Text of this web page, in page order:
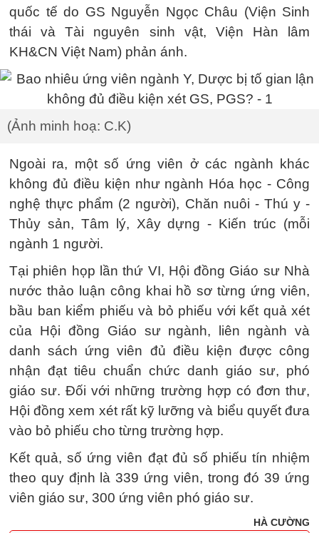
quốc tế do GS Nguyễn Ngọc Châu (Viện Sinh
thái và Tài nguyên sinh vật, Viện Hàn lâm
KH&CN Việt Nam) phản ánh.
(Ảnh minh hoạ: C.K)
Ngoài ra, một số ứng viên ở các ngành khác
không đủ điều kiện như ngành Hóa học - Công
nghệ thực phẩm (2 người), Chăn nuôi - Thú y -
Thủy sản, Tâm lý, Xây dựng - Kiến trúc (mỗi
ngành 1 người.
Tại phiên họp lần thứ VI, Hội đồng Giáo sư Nhà
nước thảo luận công khai hồ sơ từng ứng viên,
bầu ban kiểm phiếu và bỏ phiếu với kết quả xét
của Hội đồng Giáo sư ngành, liên ngành và
danh sách ứng viên đủ điều kiện được công
nhận đạt tiêu chuẩn chức danh giáo sư, phó
giáo sư. Đối với những trường hợp có đơn thư,
Hội đồng xem xét rất kỹ lưỡng và biểu quyết đưa
vào bỏ phiếu cho từng trường hợp.
Kết quả, số ứng viên đạt đủ số phiếu tín nhiệm
theo quy định là 339 ứng viên, trong đó 39 ứng
viên giáo sư, 300 ứng viên phó giáo sư.
HÀ CƯỜNG